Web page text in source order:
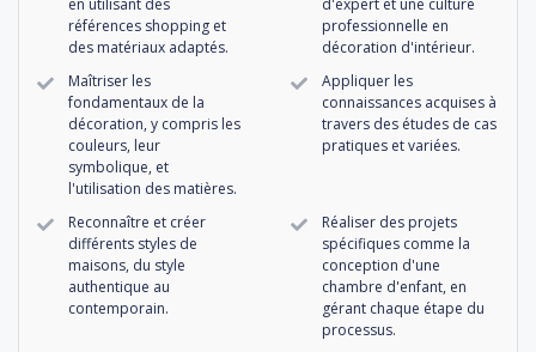
en utilisant des
références shopping et
des matériaux adaptés.
d'expert et une culture
professionnelle en
décoration d'intérieur.
Maîtriser les
fondamentaux de la
décoration, y compris les
couleurs, leur
symbolique, et
l'utilisation des matières.
Appliquer les
connaissances acquises à
travers des études de cas
pratiques et variées.
Reconnaître et créer
différents styles de
maisons, du style
authentique au
contemporain.
Réaliser des projets
spécifiques comme la
conception d'une
chambre d'enfant, en
gérant chaque étape du
processus.